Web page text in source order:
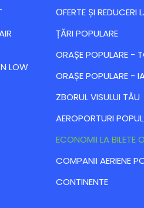
LOW
ОFERTE ȘI REDUCERI
ȚĂRI POPULARE
ORAȘE POPULARE -
ORAȘE POPULARE -
ZBORUL VISULUI TĂU
AEROPORTURI
ECONOMII LA BILETE
COMPANII AERIENE
CONTINENTE